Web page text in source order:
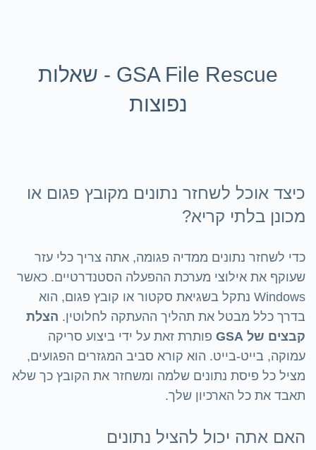
GSA File Rescue - שאלות
נפוצות
כיצד אוכל לשחזר נתונים מקובץ פגום או
מכונן בלתי קריא?
כדי לשחזר נתונים ממדיה פגומה, אתה צריך כלי עזר
שעוקף את אילוצי מערכת ההפעלה הסטנדרטיים. כאשר
Windows נתקל בשגיאת סקטור או קובץ פגום, הוא
בדרך כלל מבטל את תהליך ההעתקה לחלוטין. הצלת
קבצים של GSA
פותרת זאת על ידי ביצוע סריקה
עמוקה, בייט-בייט. הוא קורא סביב המגזרים הפגועים,
מציל כל פיסת נתונים שלמה ומשחזר את הקובץ כך שלא
תאבד את כל הארכיון שלך.
האם אתה יכול להציל נתונים